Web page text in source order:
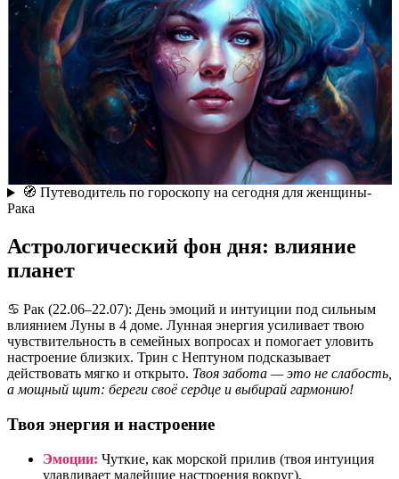
🧭 Путеводитель по гороскопу на сегодня для женщины-
Рака
Астрологический фон дня: влияние
планет
♋️ Рак (22.06–22.07): День эмоций и интуиции под сильным
влиянием Луны в 4 доме. Лунная энергия усиливает твою
чувствительность в семейных вопросах и помогает уловить
настроение близких. Трин с Нептуном подсказывает
действовать мягко и открыто. Твоя забота — это не слабость,
а мощный щит: береги своё сердце и выбирай гармонию!
Твоя энергия и настроение
Эмоции: Чуткие, как морской прилив (твоя интуиция
улавливает малейшие настроения вокруг).